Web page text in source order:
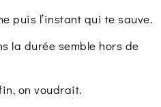
puis l’instant qui te sauve.
la durée semble hors de
on voudrait.